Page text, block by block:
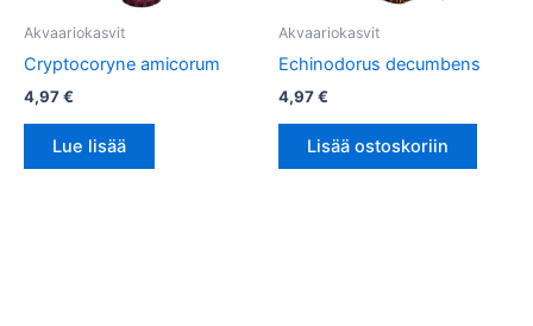
Akvaariokasvit
Cryptocoryne amicorum
4,97€
Lue lisää
Akvaariokasvit
Echinodorus decumbens
4,97€
Lisää ostoskoriin